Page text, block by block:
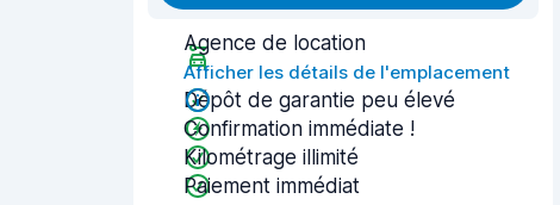
Agence de location
Afficher les détails de l'emplacement
Dépôt de garantie peu élevé
Confirmation immédiate !
Kilométrage illimité
Paiement immédiat